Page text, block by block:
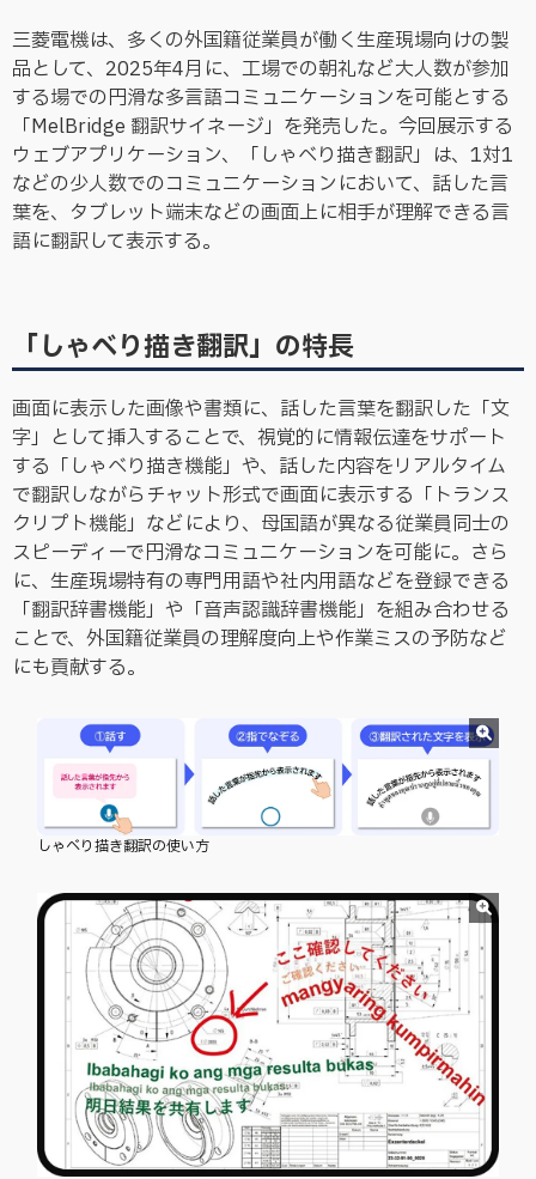
三菱電機は、多くの外国籍従業員が働く生産現場向けの製
品として、2025年4月に、工場での朝礼など大人数が参加
する場での円滑な多言語コミュニケーションを可能とする
「MelBridge 翻訳サイネージ」を発売した。今回展示する
ウェブアプリケーション、「しゃべり描き翻訳」は、1対1
などの少人数でのコミュニケーションにおいて、話した言
葉を、タブレット端末などの画面上に相手が理解できる言
語に翻訳して表示する。
「しゃべり描き翻訳」の特長
画面に表示した画像や書類に、話した言葉を翻訳した「文
字」として挿入することで、視覚的に情報伝達をサポート
する「しゃべり描き機能」や、話した内容をリアルタイム
で翻訳しながらチャット形式で画面に表示する「トランス
クリプト機能」などにより、母国語が異なる従業員同士の
スピーディーで円滑なコミュニケーションを可能に。さら
に、生産現場特有の専門用語や社内用語などを登録できる
「翻訳辞書機能」や「音声認識辞書機能」を組み合わせる
ことで、外国籍従業員の理解度向上や作業ミスの予防など
にも貢献する。
しゃべり描き翻訳の使い方